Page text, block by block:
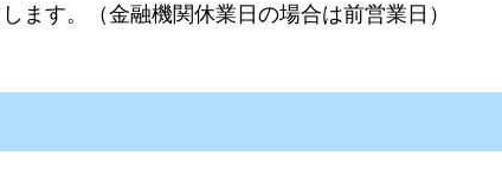
ます。（金融機関休業日の場合は前営業日）